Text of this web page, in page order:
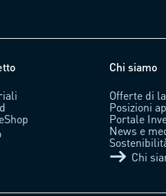
Chi siamo
Offerte di
Posizioni
Portale
News e
Chi